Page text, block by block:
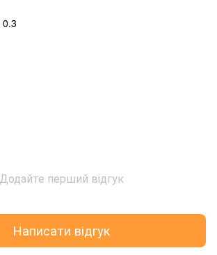
0.3
Додайте перший відгук
Написати відгук